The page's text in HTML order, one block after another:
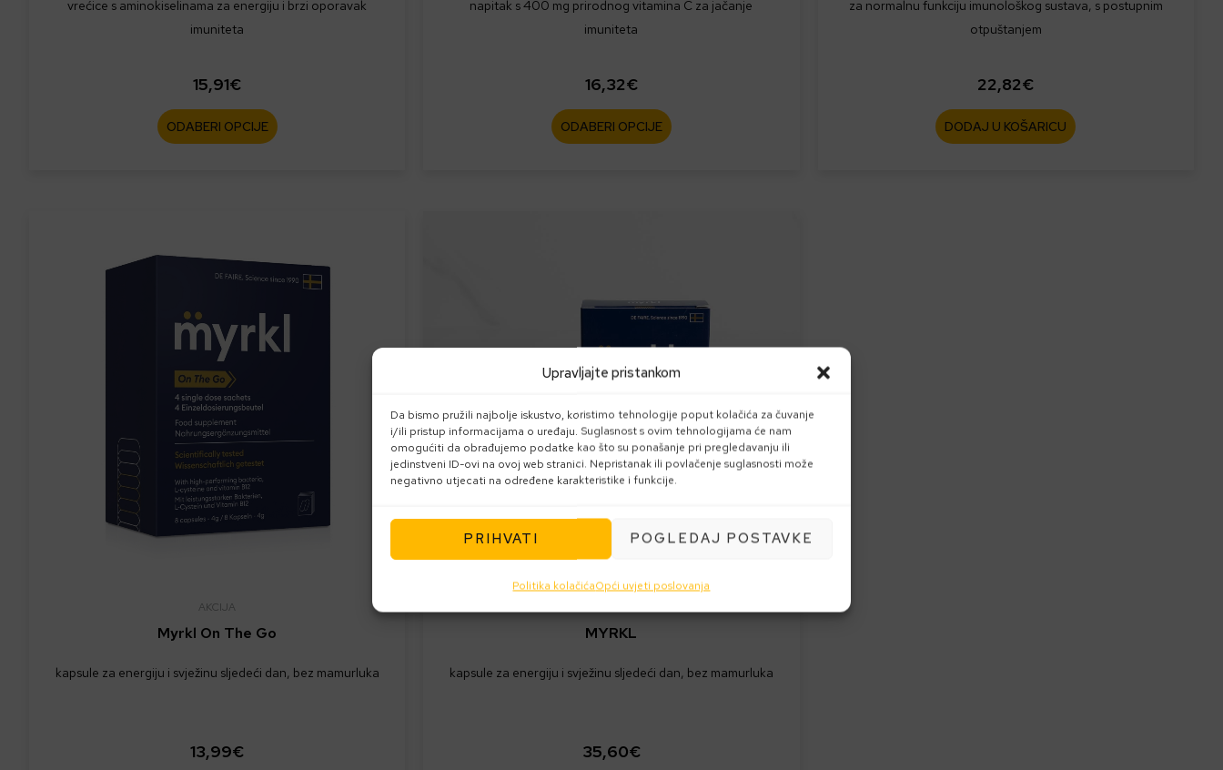
Upravljajte pristankom
Da bismo pružili najbolje iskustvo, koristimo tehnologije poput kolačića za čuvanje
i/ili pristup informacijama o uređaju. Suglasnost s ovim tehnologijama će nam
omogućiti da obrađujemo podatke kao što su ponašanje pri pregledavanju ili
jedinstveni ID-ovi na ovoj web stranici. Nepristanak ili povlačenje suglasnosti može
negativno utjecati na određene karakteristike i funkcije.
PRIHVATI POGLEDAJ POSTAVKE
Politika kolačićaOpći uvjeti poslovanja
vrećice s aminokiselinama za energiju i brzi oporavak
imuniteta
15,91€
ODABERI OPCIJE
napitak s 400 mg prirodnog vitamina C za jačanje
imuniteta
16,32€
ODABERI OPCIJE
za normalnu funkciju imunološkog sustava, s postupnim
otpuštanjem
22,82€
DODAJ U KOŠARICU
AKCIJA
Myrkl On The Go
kapsule za energiju i svježinu sljedeći dan, bez mamurluka
13,99€
MYRKL
kapsule za energiju i svježinu sljedeći dan, bez mamurluka
35,60€